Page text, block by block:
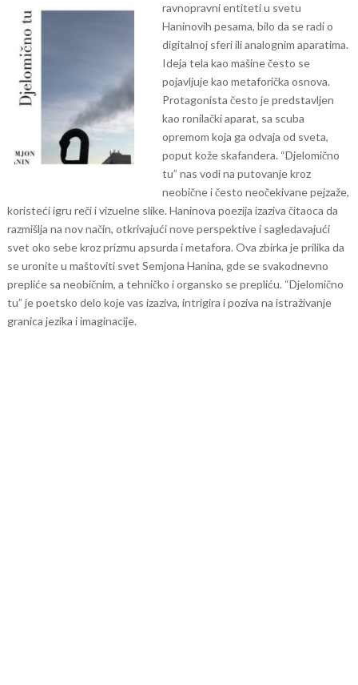
ravnopravni entiteti u svetu
Haninovih pesama, bilo da se radi o
digitalnoj sferi ili analognim aparatima.
Ideja tela kao mašine često se
pojavljuje kao metaforička osnova.
Protagonista često je predstavljen
kao ronilački aparat, sa scuba
opremom koja ga odvaja od sveta,
poput kože skafandera. “Djelomično
tu” nas vodi na putovanje kroz
neobične i često neočekivane pejzaže,
koristeći igru reči i vizuelne slike. Haninova poezija izaziva čitaoca da
razmišlja na nov način, otkrivajući nove perspektive i sagledavajući
svet oko sebe kroz prizmu apsurda i metafora. Ova zbirka je prilika da
se uronite u maštoviti svet Semjona Hanina, gde se svakodnevno
prepliće sa neobičnim, a tehničko i organsko se prepliću. “Djelomično
tu” je poetsko delo koje vas izaziva, intrigira i poziva na istraživanje
granica jezika i imaginacije.